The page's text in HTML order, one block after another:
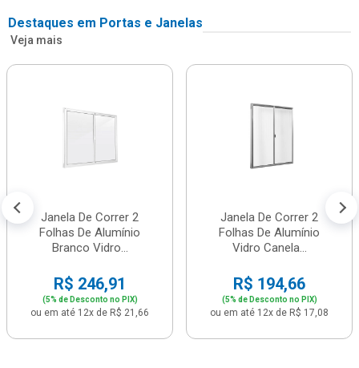
Destaques em Portas e Janelas
Veja mais
Janela De Correr 2
Folhas De Alumínio
Branco Vidro...
R$ 246,91
(5% de Desconto no PIX)
ou em até 12x de R$ 21,66
Janela De Correr 2
Folhas De Alumínio
Vidro Canela...
R$ 194,66
(5% de Desconto no PIX)
ou em até 12x de R$ 17,08